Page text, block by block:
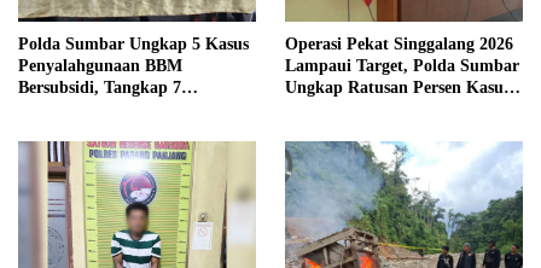
Polda Sumbar Ungkap 5 Kasus
Penyalahgunaan BBM
Bersubsidi, Tangkap 7
Operasi Pekat Singgalang 2026
Lampaui Target, Polda Sumbar
Ungkap Ratusan Persen Kasus